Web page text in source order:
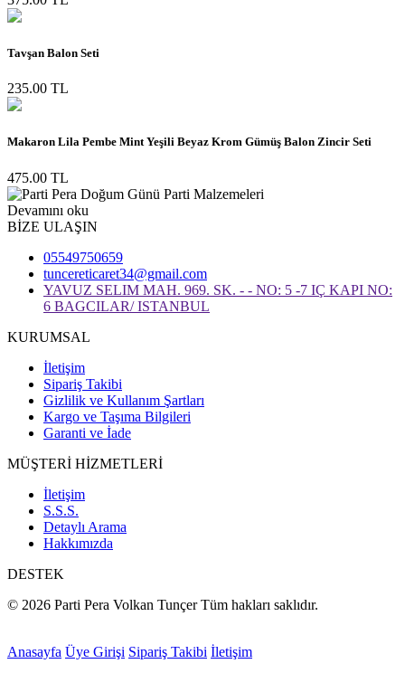
Tavşan Balon Seti
235.00 TL
Makaron Lila Pembe Mint Yeşili Beyaz Krom Gümüş Balon Zincir Seti
475.00 TL
Devamını oku
BİZE ULAŞIN
05549750659
tuncereticaret34@gmail.com
YAVUZ SELIM MAH. 969. SK. - - NO: 5 -7 IÇ KAPI NO:
6 BAGCILAR/ ISTANBUL
KURUMSAL
İletişim
Sipariş Takibi
Gizlilik ve Kullanım Şartları
Kargo ve Taşıma Bilgileri
Garanti ve İade
MÜŞTERİ HİZMETLERİ
İletişim
S.S.S.
Detaylı Arama
Hakkımızda
DESTEK
© 2026 Parti Pera Volkan Tunçer Tüm hakları saklıdır.
Anasayfa Üye Girişi Sipariş Takibi İletişim